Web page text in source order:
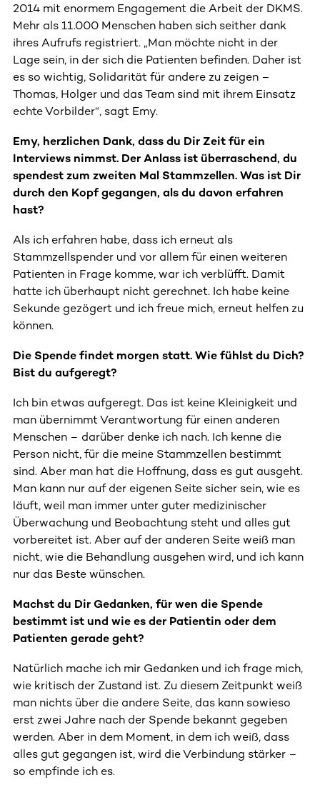
2014 mit enormem Engagement die Arbeit der DKMS.
Mehr als 11.000 Menschen haben sich seither dank
ihres Aufrufs registriert. „Man möchte nicht in der
Lage sein, in der sich die Patienten befinden. Daher ist
es so wichtig, Solidarität für andere zu zeigen –
Thomas, Holger und das Team sind mit ihrem Einsatz
echte Vorbilder“, sagt Emy.
Emy, herzlichen Dank, dass du Dir Zeit für ein
Interviews nimmst. Der Anlass ist überraschend, du
spendest zum zweiten Mal Stammzellen. Was ist Dir
durch den Kopf gegangen, als du davon erfahren
hast?
Als ich erfahren habe, dass ich erneut als
Stammzellspender und vor allem für einen weiteren
Patienten in Frage komme, war ich verblüfft. Damit
hatte ich überhaupt nicht gerechnet. Ich habe keine
Sekunde gezögert und ich freue mich, erneut helfen zu
können.
Die Spende findet morgen statt. Wie fühlst du Dich?
Bist du aufgeregt?
Ich bin etwas aufgeregt. Das ist keine Kleinigkeit und
man übernimmt Verantwortung für einen anderen
Menschen – darüber denke ich nach. Ich kenne die
Person nicht, für die meine Stammzellen bestimmt
sind. Aber man hat die Hoffnung, dass es gut ausgeht.
Man kann nur auf der eigenen Seite sicher sein, wie es
läuft, weil man immer unter guter medizinischer
Überwachung und Beobachtung steht und alles gut
vorbereitet ist. Aber auf der anderen Seite weiß man
nicht, wie die Behandlung ausgehen wird, und ich kann
nur das Beste wünschen.
Machst du Dir Gedanken, für wen die Spende
bestimmt ist und wie es der Patientin oder dem
Patienten gerade geht?
Natürlich mache ich mir Gedanken und ich frage mich,
wie kritisch der Zustand ist. Zu diesem Zeitpunkt weiß
man nichts über die andere Seite, das kann sowieso
erst zwei Jahre nach der Spende bekannt gegeben
werden. Aber in dem Moment, in dem ich weiß, dass
alles gut gegangen ist, wird die Verbindung stärker –
so empfinde ich es.